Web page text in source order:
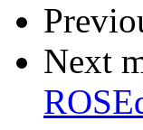
Next